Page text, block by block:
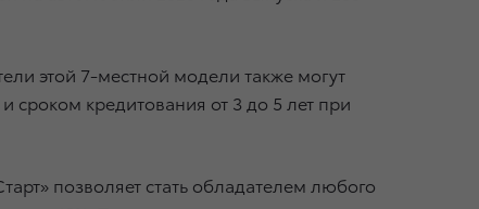
этой 7-местной модели также могут
сроком кредитования от 3 до 5 лет при
позволяет стать обладателем любого